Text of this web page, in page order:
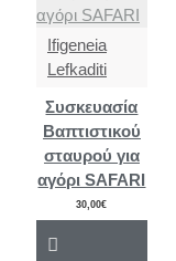
Ifigeneia
Lefkaditi
Συσκευασία
Βαπτιστικού
σταυρού για
αγόρι SAFARI
30,00€